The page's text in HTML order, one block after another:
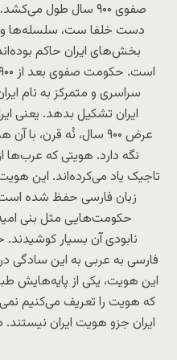
دست خلفا ست، سلسله‌ها و
بخش‌های ایران حاکم
سراسری و متمرکز به نام
ایران تشکیل بدهد. یعنی
عرض ۹۰۰ سال، نُه
نگه دارد. هویتی که عرب‌ها
تاجیک یاد می‌کرده‌اند. این
زبان فارسی حفظ شده
حکومت‌هایی مثل بنی
نابودی آن بسیار کوشیدند.
فارسی به عربی به این سادگی
این هویت، یکی از پایه‌هایش
که هویت را تعریف می‌کنیم
ایران جزو هویت ایران